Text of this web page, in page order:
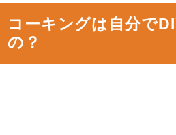
コーキングは自分で
の？